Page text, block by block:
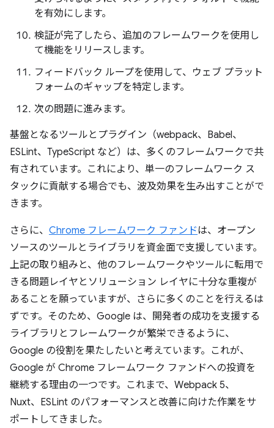
を有効にします。
検証が完了したら、追加のフレームワークを使用し
て機能をリリースします。
フィードバック ループを使用して、ウェブ プラット
フォームのギャップを特定します。
次の問題に進みます。
基盤となるツールとプラグイン（webpack、Babel、
ESLint、TypeScript など）は、多くのフレームワークで共
有されています。これにより、単一のフレームワーク ス
タックに貢献する場合でも、波及効果を生み出すことがで
きます。
さらに、 Chrome フレームワーク ファンドは、オープン
ソースのツールとライブラリを資金面で支援しています。
上記の取り組みと、他のフレームワークやツールに転用で
きる問題レイヤとソリューション レイヤに十分な重複が
あることを願っていますが、さらに多くのことを行えるは
ずです。そのため、Google は、開発者の成功を支援する
ライブラリとフレームワークが繁栄できるように、
Google の役割を果たしたいと考えています。これが、
Google が Chrome フレームワーク ファンドへの投資を
継続する理由の一つです。これまで、Webpack 5、
Nuxt、ESLint のパフォーマンスと改善に向けた作業をサ
ポートしてきました。